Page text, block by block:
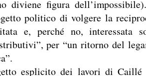
diviene figura
politico di volgere la
e, perché no, interessata
per “un ritorno del
esplicito dei lavori di